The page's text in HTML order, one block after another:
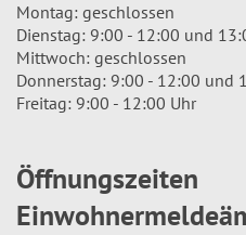
Montag: geschlossen
Dienstag: 9:00 - 12:00 und
Mittwoch: geschlossen
Donnerstag: 9:00 - 12:00 und
Freitag: 9:00 - 12:00 Uhr
Öffnungszeiten